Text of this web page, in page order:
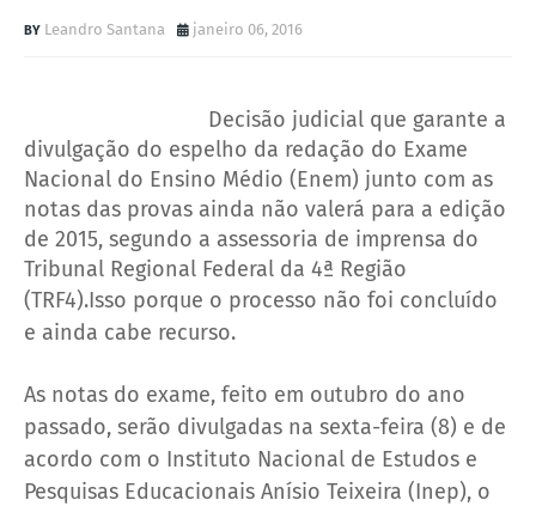
Leandro Santana janeiro 06, 2016
Decisão judicial que garante a
divulgação do espelho da redação do Exame
Nacional do Ensino Médio (Enem) junto com as
notas das provas ainda não valerá para a edição
de 2015, segundo a assessoria de imprensa do
Tribunal Regional Federal da 4ª Região
(TRF4).Isso porque o processo não foi concluído
e ainda cabe recurso.
As notas do exame, feito em outubro do ano
passado, serão divulgadas na sexta-feira (8) e de
acordo com o Instituto Nacional de Estudos e
Pesquisas Educacionais Anísio Teixeira (Inep), o